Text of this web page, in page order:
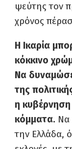
ψεύτης τον
χρόνος
Η Ικαρία
κόκκινο
Να
της
η
κόμματα. Να
την Ελλάδα,